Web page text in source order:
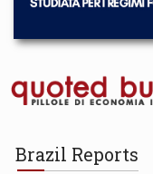
Brazil Reports